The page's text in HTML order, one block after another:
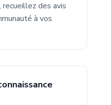
des avis
à vos